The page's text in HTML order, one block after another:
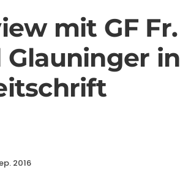
mit GF Fr.
Glauninger in
2016